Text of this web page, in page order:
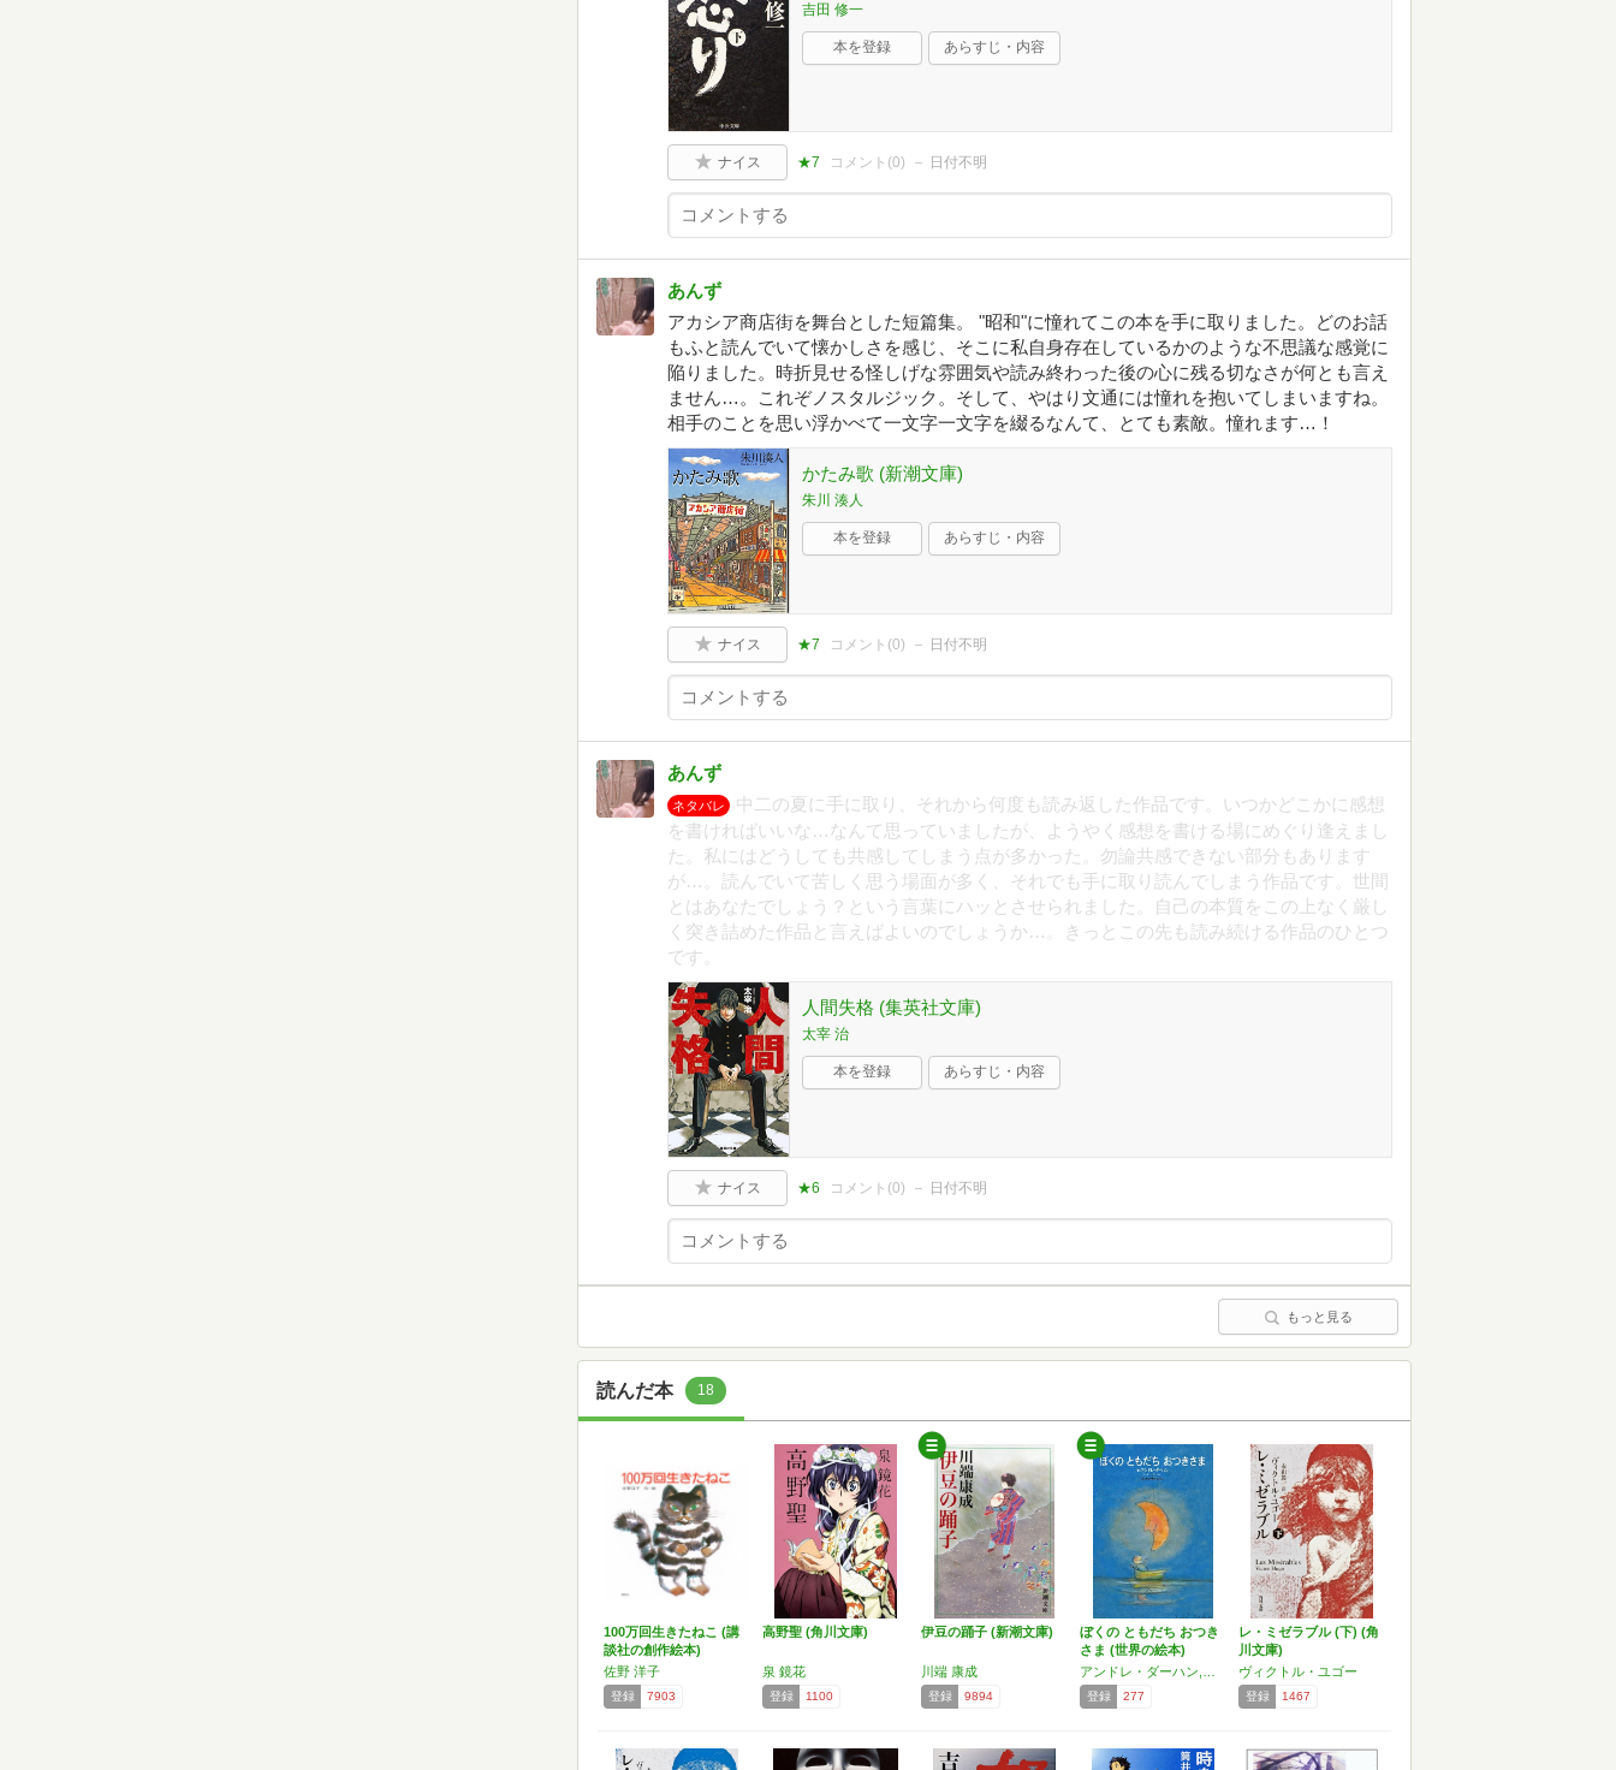
吉田 修一
本を登録 あらすじ・内容
ナイス ★7 コメント(0) 日付不明
あんず
アカシア商店街を舞台とした短篇集。 "昭和"に憧れてこの本を手に取りました。どのお話
もふと読んでいて懐かしさを感じ、そこに私自身存在しているかのような不思議な感覚に
陥りました。時折見せる怪しげな雰囲気や読み終わった後の心に残る切なさが何とも言え
ません…。これぞノスタルジック。そして、やはり文通には憧れを抱いてしまいますね。
相手のことを思い浮かべて一文字一文字を綴るなんて、とても素敵。憧れます…！
かたみ歌 (新潮文庫)
朱川 湊人
本を登録 あらすじ・内容
ナイス ★7 コメント(0) 日付不明
あんず
ネタバレ
中二の夏に手に取り、それから何度も読み返した作品です。いつかどこかに感想
を書ければいいな…なんて思っていましたが、ようやく感想を書ける場にめぐり逢えまし
た。私にはどうしても共感してしまう点が多かった。勿論共感できない部分もあります
が…。読んでいて苦しく思う場面が多く、それでも手に取り読んでしまう作品です。世間
とはあなたでしょう？という言葉にハッとさせられました。自己の本質をこの上なく厳し
く突き詰めた作品と言えばよいのでしょうか…。きっとこの先も読み続ける作品のひとつ
です。
人間失格 (集英社文庫)
太宰 治
本を登録 あらすじ・内容
ナイス ★6 コメント(0) 日付不明
もっと見る
読んだ本 18
100万回生きたねこ (講
談社の創作絵本)
佐野 洋子
登録 7903
高野聖 (角川文庫)
泉 鏡花
登録 1100
伊豆の踊子 (新潮文庫)
川端 康成
登録 9894
ぼくの ともだち おつき
さま (世界の絵本)
登録 277
レ・ミゼラブル (下) (角
川文庫)
ヴィクトル・ユゴー
登録 1467